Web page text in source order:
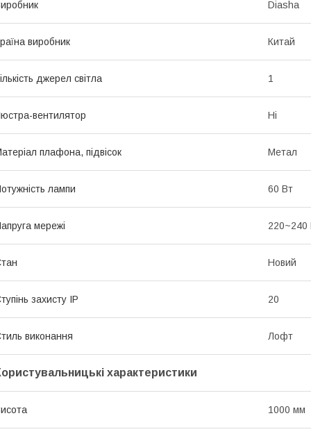
Diasha
виробник Китай
джерел світла 1
вентилятор Ні
плафона, підвісок Метал
лампи 60 Вт
мережі 220~240
Новий
захисту IP 20
виконання Лофт
характеристики
1000 мм